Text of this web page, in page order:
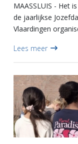
MAASSLUIS - Het
de jaarlijkse
Vlaardingen
Deze...
Lees meer